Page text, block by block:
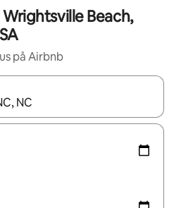
Beach,
på Airbnb
kan du navigera med upp- och